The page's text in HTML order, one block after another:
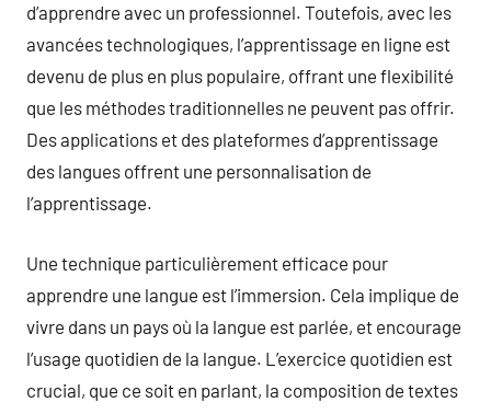
d’apprendre avec un professionnel. Toutefois, avec les
avancées technologiques, l’apprentissage en ligne est
devenu de plus en plus populaire, offrant une flexibilité
que les méthodes traditionnelles ne peuvent pas offrir.
Des applications et des plateformes d’apprentissage
des langues offrent une personnalisation de
l’apprentissage.
Une technique particulièrement efficace pour
apprendre une langue est l’immersion. Cela implique de
vivre dans un pays où la langue est parlée, et encourage
l’usage quotidien de la langue. L’exercice quotidien est
crucial, que ce soit en parlant, la composition de textes